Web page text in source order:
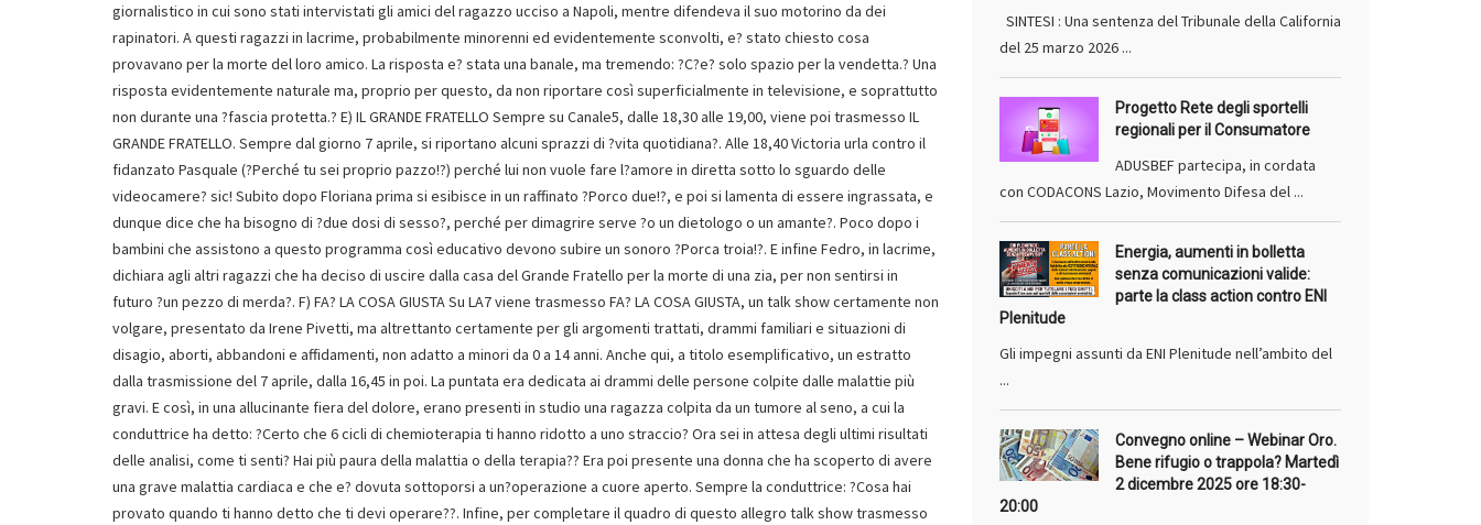
giornalistico in cui sono stati intervistati gli amici del ragazzo ucciso a Napoli, mentre difendeva il suo motorino da dei
rapinatori. A questi ragazzi in lacrime, probabilmente minorenni ed evidentemente sconvolti, e? stato chiesto cosa
provavano per la morte del loro amico. La risposta e? stata una banale, ma tremendo: ?C?e? solo spazio per la vendetta.? Una
risposta evidentemente naturale ma, proprio per questo, da non riportare così superficialmente in televisione, e soprattutto
non durante una ?fascia protetta.? E) IL GRANDE FRATELLO Sempre su Canale5, dalle 18,30 alle 19,00, viene poi trasmesso IL
GRANDE FRATELLO. Sempre dal giorno 7 aprile, si riportano alcuni sprazzi di ?vita quotidiana?. Alle 18,40 Victoria urla contro il
fidanzato Pasquale (?Perché tu sei proprio pazzo!?) perché lui non vuole fare l?amore in diretta sotto lo sguardo delle
videocamere? sic! Subito dopo Floriana prima si esibisce in un raffinato ?Porco due!?, e poi si lamenta di essere ingrassata, e
dunque dice che ha bisogno di ?due dosi di sesso?, perché per dimagrire serve ?o un dietologo o un amante?. Poco dopo i
bambini che assistono a questo programma così educativo devono subire un sonoro ?Porca troia!?. E infine Fedro, in lacrime,
dichiara agli altri ragazzi che ha deciso di uscire dalla casa del Grande Fratello per la morte di una zia, per non sentirsi in
futuro ?un pezzo di merda?. F) FA? LA COSA GIUSTA Su LA7 viene trasmesso FA? LA COSA GIUSTA, un talk show certamente non
volgare, presentato da Irene Pivetti, ma altrettanto certamente per gli argomenti trattati, drammi familiari e situazioni di
disagio, aborti, abbandoni e affidamenti, non adatto a minori da 0 a 14 anni. Anche qui, a titolo esemplificativo, un estratto
dalla trasmissione del 7 aprile, dalla 16,45 in poi. La puntata era dedicata ai drammi delle persone colpite dalle malattie più
gravi. E così, in una allucinante fiera del dolore, erano presenti in studio una ragazza colpita da un tumore al seno, a cui la
conduttrice ha detto: ?Certo che 6 cicli di chemioterapia ti hanno ridotto a uno straccio? Ora sei in attesa degli ultimi risultati
delle analisi, come ti senti? Hai più paura della malattia o della terapia?? Era poi presente una donna che ha scoperto di avere
una grave malattia cardiaca e che e? dovuta sottoporsi a un?operazione a cuore aperto. Sempre la conduttrice: ?Cosa hai
provato quando ti hanno detto che ti devi operare??. Infine, per completare il quadro di questo allegro talk show trasmesso
SINTESI : Una sentenza del Tribunale della California
del 25 marzo 2026 ...
Progetto Rete degli sportelli
regionali per il Consumatore
ADUSBEF partecipa, in cordata
con CODACONS Lazio, Movimento Difesa del ...
Energia, aumenti in bolletta
senza comunicazioni valide:
parte la class action contro ENI
Plenitude
Gli impegni assunti da ENI Plenitude nell’ambito del
...
Convegno online – Webinar Oro.
Bene rifugio o trappola? Martedì
2 dicembre 2025 ore 18:30-
20:00